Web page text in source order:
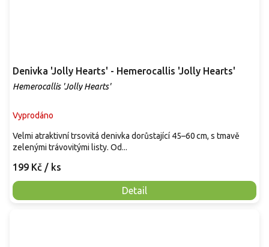
Denivka 'Jolly Hearts' - Hemerocallis 'Jolly Hearts'
Hemerocallis 'Jolly Hearts'
Vyprodáno
199 Kč / ks
Detail
Velmi atraktivní trsovitá denivka dorůstající 45–60 cm, s tmavě
zelenými trávovitými listy. Od...